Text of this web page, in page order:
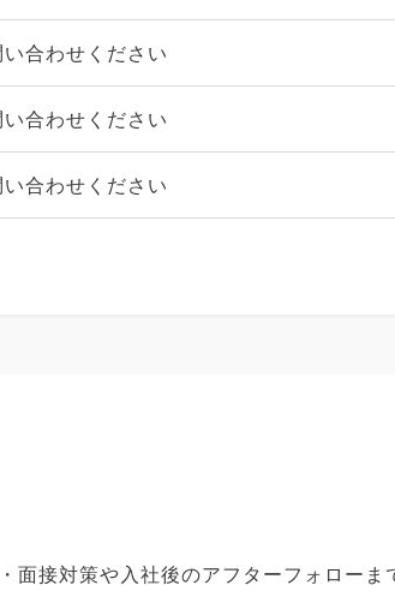
合わせください
合わせください
合わせください
接対策や入社後のアフターフォローま